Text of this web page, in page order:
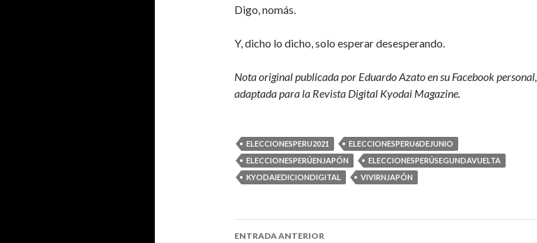
Digo, nomás.
Y, dicho lo dicho, solo esperar desesperando.
Nota original publicada por Eduardo Azato en su Facebook personal,
adaptada para la Revista Digital Kyodai Magazine.
ELECCIONESPERU2021
ELECCIONESPERU6DEJUNIO
ELECCIONESPERÚENJAPÓN
ELECCIONESPERÚSEGUNDAVUELTA
KYODAIEDICIONDIGITAL
VIVIRNJAPÓN
Navegación
ENTRADA ANTERIOR